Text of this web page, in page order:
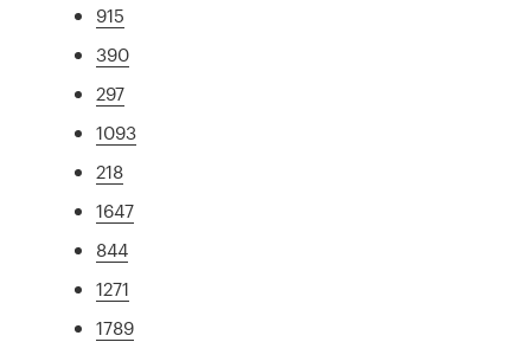
915
390
297
1093
218
1647
844
1271
1789